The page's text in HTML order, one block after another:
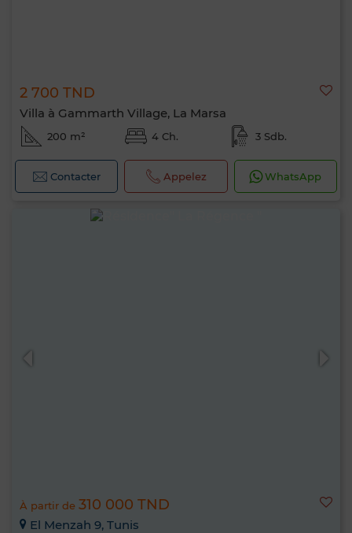
2 700 TND
Villa à Gammarth Village, La Marsa
200 m² 4 Ch. 3 Sdb.
Contacter Appelez WhatsApp
À partir de 310 000 TND
El Menzah 9, Tunis